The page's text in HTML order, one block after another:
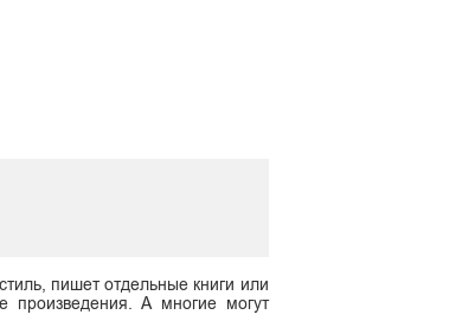
пишет отдельные книги или
произведения. А многие могут